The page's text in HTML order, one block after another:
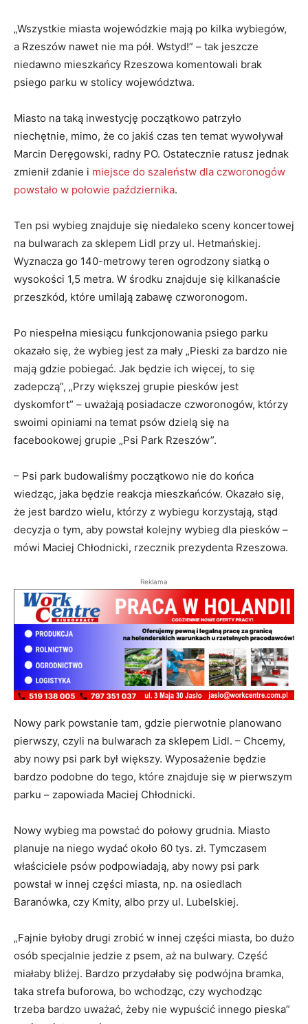
„Wszystkie miasta wojewódzkie mają po kilka wybiegów,
a Rzeszów nawet nie ma pół. Wstyd!” – tak jeszcze
niedawno mieszkańcy Rzeszowa komentowali brak
psiego parku w stolicy województwa.
Miasto na taką inwestycję początkowo patrzyło
niechętnie, mimo, że co jakiś czas ten temat wywoływał
Marcin Deręgowski, radny PO. Ostatecznie ratusz jednak
zmienił zdanie i miejsce do szaleństw dla czworonogów
powstało w połowie października.
Ten psi wybieg znajduje się niedaleko sceny koncertowej
na bulwarach za sklepem Lidl przy ul. Hetmańskiej.
Wyznacza go 140-metrowy teren ogrodzony siatką o
wysokości 1,5 metra. W środku znajduje się kilkanaście
przeszkód, które umilają zabawę czworonogom.
Po niespełna miesiącu funkcjonowania psiego parku
okazało się, że wybieg jest za mały „Pieski za bardzo nie
mają gdzie pobiegać. Jak będzie ich więcej, to się
zadepczą”, „Przy większej grupie piesków jest
dyskomfort” – uważają posiadacze czworonogów, którzy
swoimi opiniami na temat psów dzielą się na
facebookowej grupie „Psi Park Rzeszów”.
– Psi park budowaliśmy początkowo nie do końca
wiedząc, jaka będzie reakcja mieszkańców. Okazało się,
że jest bardzo wielu, którzy z wybiegu korzystają, stąd
decyzja o tym, aby powstał kolejny wybieg dla piesków –
mówi Maciej Chłodnicki, rzecznik prezydenta Rzeszowa.
Reklama
Nowy park powstanie tam, gdzie pierwotnie planowano
pierwszy, czyli na bulwarach za sklepem Lidl. – Chcemy,
aby nowy psi park był większy. Wyposażenie będzie
bardzo podobne do tego, które znajduje się w pierwszym
parku – zapowiada Maciej Chłodnicki.
Nowy wybieg ma powstać do połowy grudnia. Miasto
planuje na niego wydać około 60 tys. zł. Tymczasem
właściciele psów podpowiadają, aby nowy psi park
powstał w innej części miasta, np. na osiedlach
Baranówka, czy Kmity, albo przy ul. Lubelskiej.
„Fajnie byłoby drugi zrobić w innej części miasta, bo dużo
osób specjalnie jedzie z psem, aż na bulwary. Część
miałaby bliżej. Bardzo przydałaby się podwójna bramka,
taka strefa buforowa, bo wchodząc, czy wychodząc
trzeba bardzo uważać, żeby nie wypuścić innego pieska”